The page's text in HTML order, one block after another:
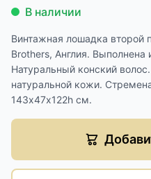
В наличии
Винтажная лошадка второй
Brothers, Англия. Выполнена
Натуральный конский
натуральной кожи.
143х47х122h см.